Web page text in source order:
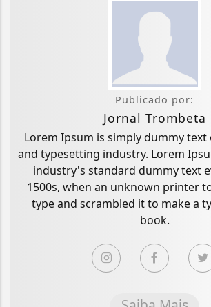
Publicado por:
Jornal Trombeta
Lorem Ipsum is simply dummy
and typesetting industry. Lorem
industry's standard dummy text
1500s, when an unknown printer
type and scrambled it to make a
book.